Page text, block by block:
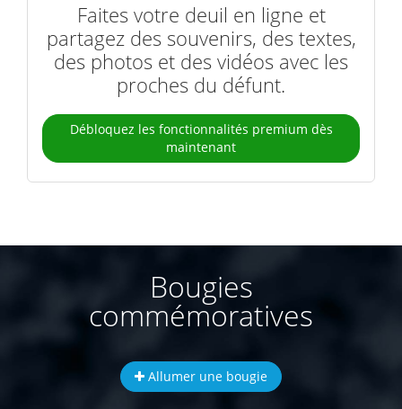
Faites votre deuil en ligne et
partagez des souvenirs, des textes,
des photos et des vidéos avec les
proches du défunt.
Débloquez les fonctionnalités premium dès
maintenant
Bougies
commémoratives
Allumer une bougie